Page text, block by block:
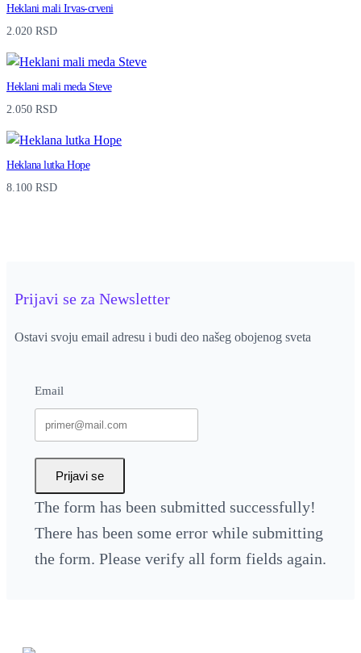
Heklani mali Irvas-crveni
2.020 RSD
Heklani mali meda Steve
2.050 RSD
Heklana lutka Hope
8.100 RSD
Prijavi se za Newsletter
Ostavi svoju email adresu i budi deo našeg obojenog sveta
Email
Prijavi se
The form has been submitted successfully!
There has been some error while submitting
the form. Please verify all form fields again.